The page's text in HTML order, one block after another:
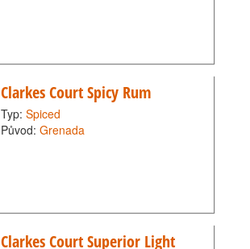
Clarkes Court Spicy Rum
Typ: Spiced
Původ: Grenada
Clarkes Court Superior Light